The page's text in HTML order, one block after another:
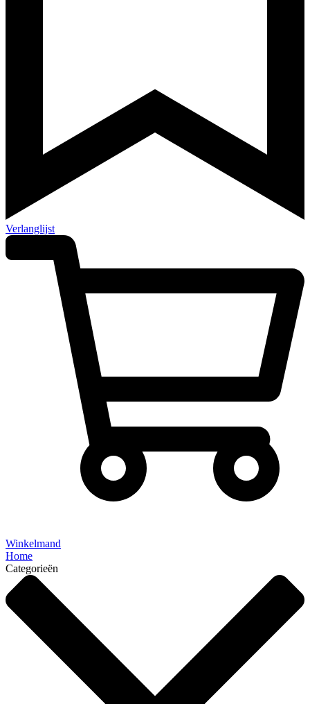
Verlanglijst
Winkelmand
Home
Categorieën